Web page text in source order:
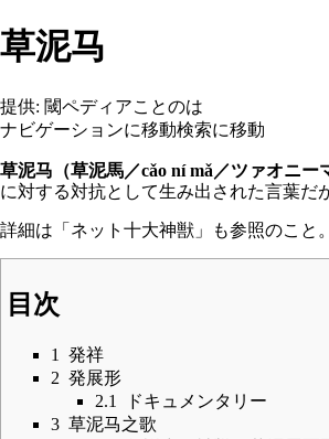
草泥马
提供: 閾ペディアことのは
ナビゲーションに移動検索に移動
草泥马（草泥馬／cǎo ní mǎ／ツァオニー
に対する対抗として生み出された言葉だ
詳細は「 ネット十大神獣 」も参照のこと。
目次
1
発祥
2 発展形
2.1
ドキュメンタリー
3 草泥马之歌